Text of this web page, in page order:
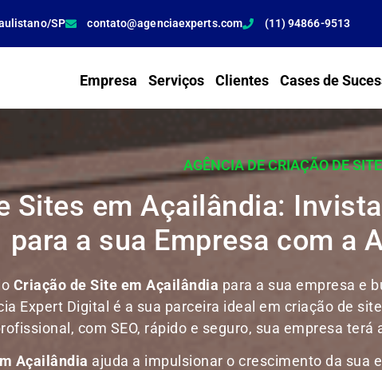
SP contato@agenciaexperts.com (11) 94866-9513
Empresa Serviços Clientes Cases de
AGÊNCIA DE CRIAÇÃO DE
Sites em Açailândia:
para a sua Empresa com a
Criação de Site em Açailândia para a sua empresa e
Expert Digital é a sua parceira ideal em criação de
com SEO, rápido e seguro, sua empresa
Açailândia ajuda a impulsionar o crescimento da sua